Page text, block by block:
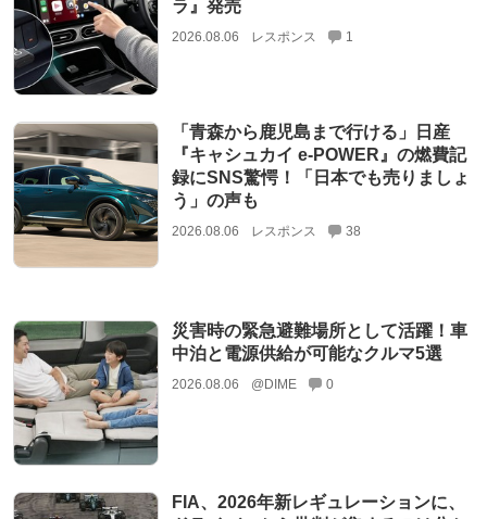
ラ』発売
2026.08.06 レスポンス 1
「青森から鹿児島まで行ける」日産
『キャシュカイ e-POWER』の燃費記
録にSNS驚愕！「日本でも売りましょ
う」の声も
2026.08.06 レスポンス 38
災害時の緊急避難場所として活躍！車
中泊と電源供給が可能なクルマ5選
2026.08.06 @DIME 0
FIA、2026年新レギュレーションに、